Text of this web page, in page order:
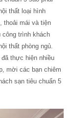
thất loại hình
thoải mái và tiện
công trình khách
thất phòng ngủ.
thực hiện nhiều
mời các bạn chiêm
sạn tiêu chuẩn 5